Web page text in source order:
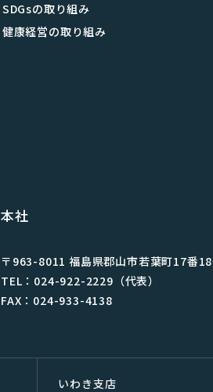
SDGsの取り組み
健康経営の取り組み
本社
〒963-8011 福島県郡⼭市若葉町17番
TEL：024-922-2229（代表）
FAX：024-933-4138
いわき支店